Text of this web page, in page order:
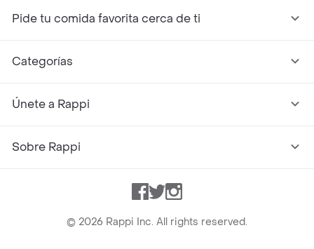
Pide tu comida favorita cerca de ti
Categorías
Únete a Rappi
Sobre Rappi
Facebook
TwitterInstagram
© 2026 Rappi Inc. All rights reserved.